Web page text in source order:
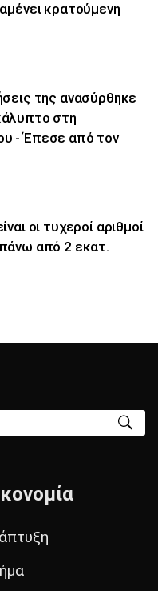
κρατούμενη
της ανασύρθηκε
στη
- Έπεσε από τον
οι τυχεροί αριθμοί
από 2 εκατ.